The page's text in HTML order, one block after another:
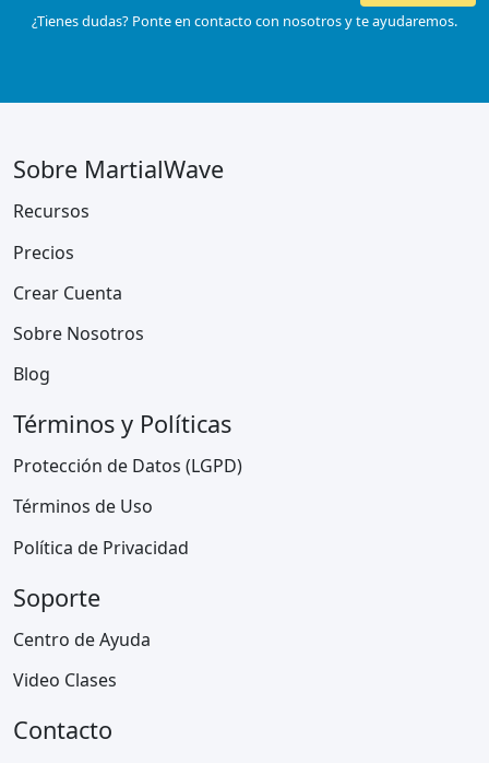
¿Tienes dudas? Ponte en contacto con nosotros y te ayudaremos.
Sobre MartialWave
Recursos
Precios
Crear Cuenta
Sobre Nosotros
Blog
Términos y Políticas
Protección de Datos (LGPD)
Términos de Uso
Política de Privacidad
Soporte
Centro de Ayuda
Video Clases
Contacto